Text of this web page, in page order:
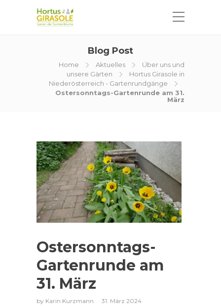
Blog Post
Home Aktuelles
Über uns und
unsere Gärten
Hortus Girasole in
Niederösterreich - Gartenrundgänge
Ostersonntags-Gartenrunde am 31.
März
Ostersonntags-
Gartenrunde am
31. März
by Karin Kurzmann
31. März 2024